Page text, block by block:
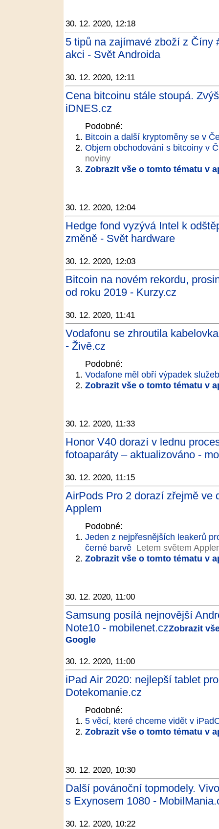
30. 12. 2020, 12:18
5 tipů na zajímavé zboží z Číny
akci - Svět Androida
30. 12. 2020, 12:11
Cena bitcoinu stále stoupá.
iDNES.cz
Podobné:
Bitcoin a další kryptoměny se v
Objem obchodování s bitcoiny v
noviny
Zobrazit vše o tomto tématu v
30. 12. 2020, 12:04
Hedge fond vyzývá Intel k
změně - Svět hardware
30. 12. 2020, 12:03
Bitcoin na novém rekordu,
od roku 2019 - Kurzy.cz
30. 12. 2020, 11:41
Vodafonu se zhroutila
- Živě.cz
Podobné:
Vodafone měl obří výpadek
Zobrazit vše o tomto tématu v
30. 12. 2020, 11:33
Honor V40 dorazí v lednu
fotoaparáty – aktualizováno -
30. 12. 2020, 11:15
AirPods Pro 2 dorazí zřejmě ve
Applem
Podobné:
Jeden z nejpřesnějších leakerů
černé barvě Letem světem
Zobrazit vše o tomto tématu v
30. 12. 2020, 11:00
Samsung posílá nejnovější
Note10 - mobilenet.czZobrazit
Google
30. 12. 2020, 11:00
iPad Air 2020: nejlepší tablet
Dotekomanie.cz
Podobné:
5 věcí, které chceme vidět v
Zobrazit vše o tomto tématu v
30. 12. 2020, 10:30
Další povánoční topmodely.
s Exynosem 1080 -
30. 12. 2020, 10:22